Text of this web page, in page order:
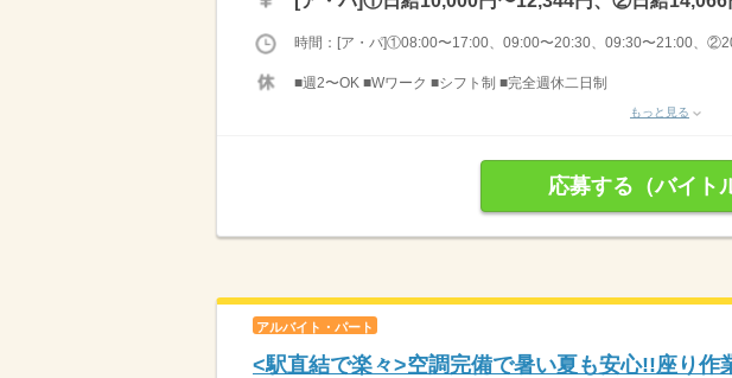
時間：[ア・パ]①08:00〜17:00、09:00〜20:30、09:30〜21:00、
■週2〜OK ■Wワーク ■シフト制 ■完全週休二日制
もっと見る
応募する（バイト
アルバイト・パート
<駅直結で楽々>空調完備で暑い夏も安心!!座り作